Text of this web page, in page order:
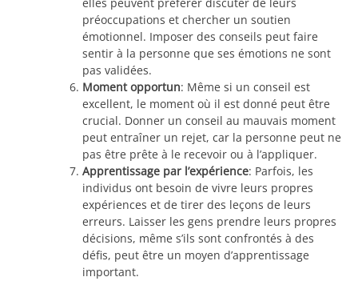
elles peuvent préférer discuter de leurs
préoccupations et chercher un soutien
émotionnel. Imposer des conseils peut faire
sentir à la personne que ses émotions ne sont
pas validées.
Moment opportun: Même si un conseil est
excellent, le moment où il est donné peut être
crucial. Donner un conseil au mauvais moment
peut entraîner un rejet, car la personne peut ne
pas être prête à le recevoir ou à l’appliquer.
Apprentissage par l’expérience: Parfois, les
individus ont besoin de vivre leurs propres
expériences et de tirer des leçons de leurs
erreurs. Laisser les gens prendre leurs propres
décisions, même s’ils sont confrontés à des
défis, peut être un moyen d’apprentissage
important.